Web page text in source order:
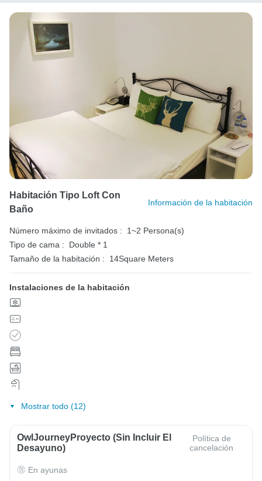
Habitación Tipo Loft Con
Baño
Información de la habitación
Número máximo de invitados :
1~2 Persona(s)
Tipo de cama :
Double * 1
Tamaño de la habitación :
14Square Meters
Instalaciones de la habitación
Mostrar todo (12)
OwlJourneyProyecto (sin Incluir El
Desayuno)
Política de
cancelación
En ayunas